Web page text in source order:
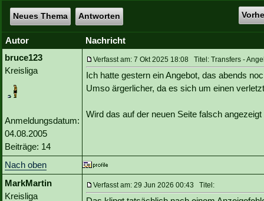
Neues Thema Antworten
Autor
Nachricht
bruce123
Kreisliga
Anmeldungsdatum:
04.08.2005
Beiträge: 14
Verfasst am: 7 Okt 2025 18:08 Titel: Transfers -
Ich hatte gestern ein Angebot, das abends
Umso ärgerlicher, da es sich um einen
Wird das auf der neuen Seite falsch
Nach oben
MarkMartin
Kreisliga
Verfasst am: 29 Jun 2026 00:43 Titel: